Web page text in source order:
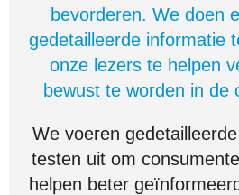
bevorderen. We doen
gedetailleerde informatie
onze lezers te helpen
bewust te worden in de
We voeren
testen uit om
helpen beter